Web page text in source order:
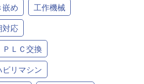
嵌め
工作機械
対応
ＰＬＣ交換
ビリマシン